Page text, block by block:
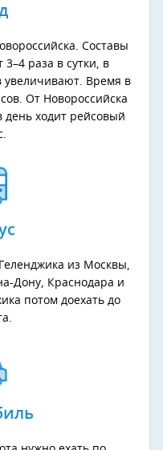
Составы
раза в сутки, в
увеличивают. Время в
От Новороссийска
день ходит рейсовый
из Москвы,
Дону, Краснодара и
потом доехать до